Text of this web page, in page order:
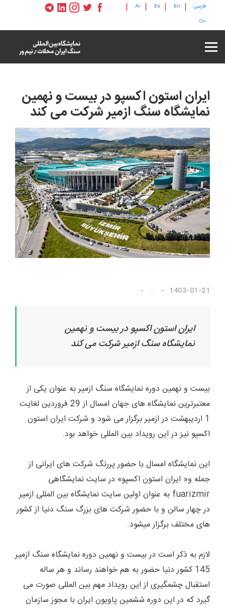
فارسی |
En
|
Es
|
Ar
|
Cn
ایران استون اکسپو در بیست و نهمین
نمایشگاه سنگ ازمیر شرکت می کند
1403-01-21
.
ایران استون اکسپو در بیست و نهمین
نمایشگاه سنگ ازمیر شرکت می کند
بیست و نهمین دوره نمایشگاه سنگ ازمیر به عنوان یکی از
معتبرترین نمایشگاه های جهان امسال از 29 فروردین لغایت
1 اردیبهشت در ازمیر برگزار می شود و شرکت ایران استون
اکسپو نیز در این رویداد بین المللی خواهد بود.
این نمایشگاه امسال با حضور پررنگ شرکت های ایرانی از
جمله و« ایران استون اکسپو» در سایت نمایشگاهی
fuarizmir به عنوان اولین سایت نمایشگاه بین المللی ازمیر
در چهار سالن و با حضور شرکت های بزرگ سنگ دنیا از کشور
های مختلف برگزار میشود.
لازم به ذکر است در بیست و نهمین دوره نمایشگاه سنگ ازمیر
145 کشور دنیا حضور به هم خواهند رساند و هر ساله
استقبال چشمگیری از این رویداد مهم بین المللی صورت می
گیرد که در این دوره ششمین پاویون ایران با مجوز سازمان